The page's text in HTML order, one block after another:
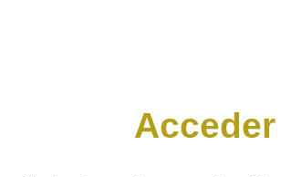
Acceder